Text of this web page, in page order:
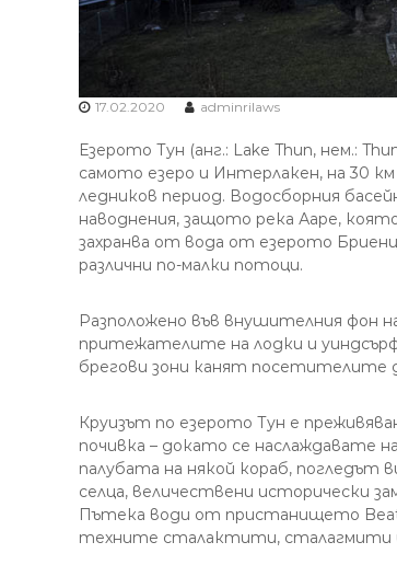
17.02.2020 adminrilaws
Езерото Тун (анг.: Lake Thun, нем.:
самото езеро и Интерлакен, на 30
ледников период. Водосборния
наводнения, защото река Ааре,
захранва от вода от езерото
различни по-малки потоци.
Разположено във внушителния фон
притежателите на лодки и
брегови зони канят посетителите
Круизът по езерото Тун е
почивка – докато се наслаждавате
палубата на някой кораб, погледът
селца, величествени исторически
Пътека води от пристанището
техните сталактити, сталагмити